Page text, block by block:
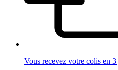
Vous recevez votre colis en